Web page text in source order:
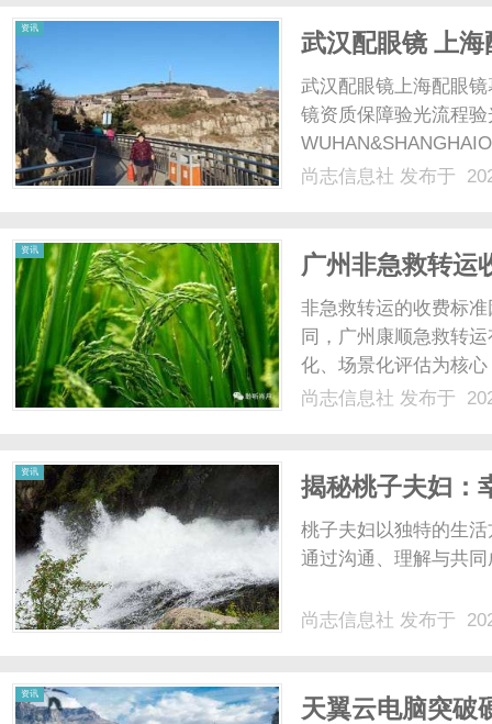
资讯
武汉配眼镜 上海
武汉配眼镜上海配眼
镜资质保障验光流程
配镜的写字楼眼镜店
尚志信息社 发布于
资讯
广州非急救转运
构成
非急救转运的收费标
同，广州康顺急救转
化、场景化评估为核
务时，需重点关注基
尚志信息社 发布于
资讯
揭秘桃子夫妇：
桃子夫妇以独特的生
通过沟通、理解与共
尚志信息社 发布于
资讯
天翼云电脑突破